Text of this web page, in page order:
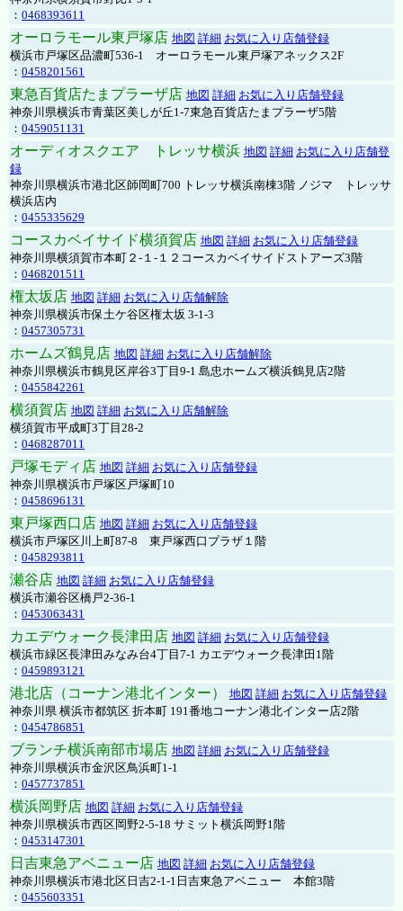
： 0468393611
オーロラモール東戸塚店 地図 詳細 お気に入り店舗登録
横浜市戸塚区品濃町536-1 オーロラモール東戸塚アネックス2F
： 0458201561
東急百貨店たまプラーザ店 地図 詳細 お気に入り店舗登録
神奈川県横浜市青葉区美しが丘1-7東急百貨店たまプラーザ5階
： 0459051131
オーディオスクエア トレッサ横浜 地図 詳細 お気に入り店舗登
録
神奈川県横浜市港北区師岡町700 トレッサ横浜南棟3階 ノジマ トレッサ
横浜店内
： 0455335629
コースカベイサイド横須賀店 地図 詳細 お気に入り店舗登録
神奈川県横須賀市本町２-１-１２コースカベイサイドストアーズ3階
： 0468201511
権太坂店 地図 詳細 お気に入り店舗解除
神奈川県横浜市保土ケ谷区権太坂 3-1-3
： 0457305731
ホームズ鶴見店 地図 詳細 お気に入り店舗解除
神奈川県横浜市鶴見区岸谷3丁目9-1 島忠ホームズ横浜鶴見店2階
： 0455842261
横須賀店 地図 詳細 お気に入り店舗解除
横須賀市平成町3丁目28-2
： 0468287011
戸塚モディ店 地図 詳細 お気に入り店舗登録
神奈川県横浜市戸塚区戸塚町10
： 0458696131
東戸塚西口店 地図 詳細 お気に入り店舗登録
横浜市戸塚区川上町87-8 東戸塚西口プラザ１階
： 0458293811
瀬谷店 地図 詳細 お気に入り店舗登録
横浜市瀬谷区橋戸2-36-1
： 0453063431
カエデウォーク長津田店 地図 詳細 お気に入り店舗登録
横浜市緑区長津田みなみ台4丁目7-1 カエデウォーク長津田1階
： 0459893121
港北店（コーナン港北インター） 地図 詳細 お気に入り店舗登録
神奈川県 横浜市都筑区 折本町 191番地コーナン港北インター店2階
： 0454786851
ブランチ横浜南部市場店 地図 詳細 お気に入り店舗登録
神奈川県横浜市金沢区鳥浜町1-1
： 0457737851
横浜岡野店 地図 詳細 お気に入り店舗登録
神奈川県横浜市西区岡野2-5-18 サミット横浜岡野1階
： 0453147301
日吉東急アベニュー店 地図 詳細 お気に入り店舗登録
神奈川県横浜市港北区日吉2-1-1日吉東急アベニュー 本館3階
： 0455603351